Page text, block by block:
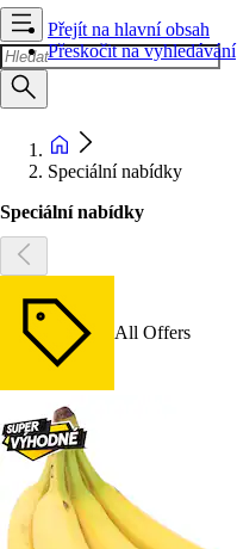
Přejít na hlavní obsah
Přeskočit na vyhledávání
Speciální nabídky
Speciální nabídky
All Offers